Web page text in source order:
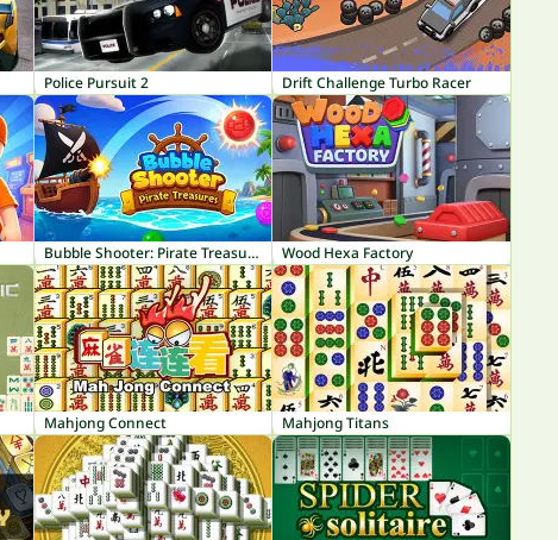
Police Pursuit 2 Drift Challenge Turbo Racer
Bubble Shooter: Pirate Treasures Wood Hexa Factory
Mahjong Connect Mahjong Titans